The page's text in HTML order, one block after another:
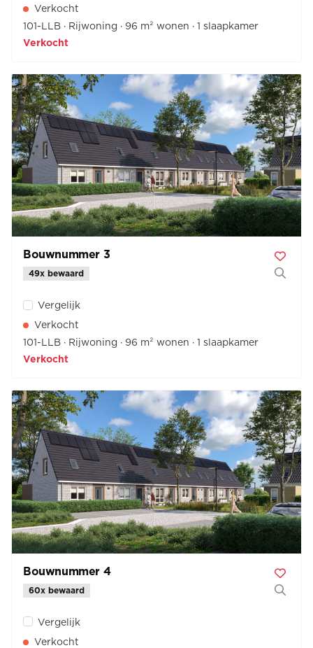
Verkocht
101-LLB
Rijwoning 96 m² wonen 1 slaapkamer
Verkocht
Bouwnummer 3
49x bewaard
Vergelijk
Verkocht
101-LLB
Rijwoning 96 m² wonen 1 slaapkamer
Verkocht
Bouwnummer 4
60x bewaard
Vergelijk
Verkocht